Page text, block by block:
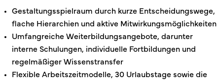
Gestaltungsspielraum durch kurze Entscheidungswege,
flache Hierarchien und aktive Mitwirkungsmöglichkeiten
Umfangreiche Weiterbildungsangebote, darunter
interne Schulungen, individuelle Fortbildungen und
regelmäßiger Wissenstransfer
Flexible Arbeitszeitmodelle, 30 Urlaubstage sowie die